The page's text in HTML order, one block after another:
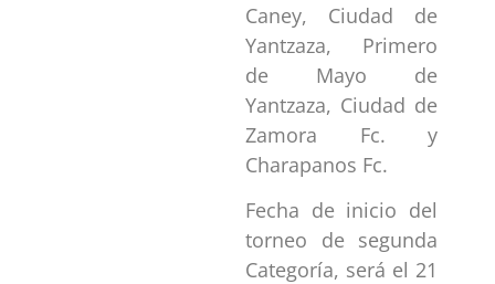
Caney, Ciudad de
Yantzaza, Primero
de Mayo de
Yantzaza, Ciudad de
Zamora Fc. y
Charapanos Fc.
Fecha de inicio del
torneo de segunda
Categoría, será el 21